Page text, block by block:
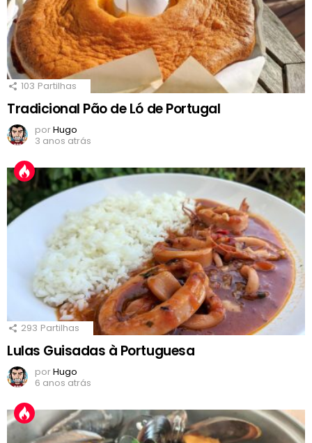
103 Partilhas
Tradicional Pão de Ló de Portugal
porHugo
3 anos atrás
293 Partilhas
Lulas Guisadas à Portuguesa
porHugo
6 anos atrás